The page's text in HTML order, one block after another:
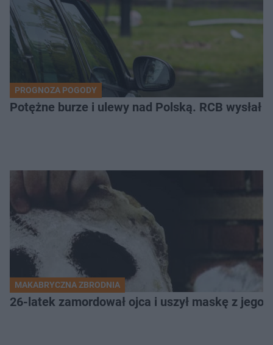
PROGNOZA POGODY
Potężne burze i ulewy nad Polską. RCB
MAKABRYCZNA ZBRODNIA
26-latek zamordował ojca i uszył maskę z